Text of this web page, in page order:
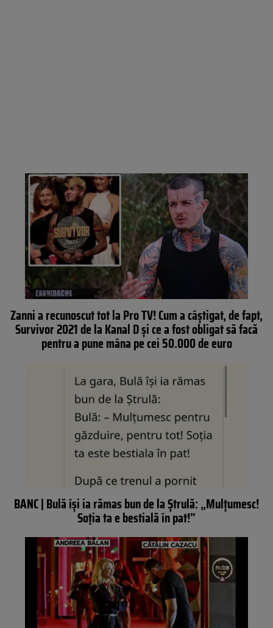
Zanni a recunoscut tot la Pro TV! Cum a câștigat, de fapt,
Survivor 2021 de la Kanal D și ce a fost obligat să facă
pentru a pune mâna pe cei 50.000 de euro
BANC | Bulă își ia rămas bun de la Ștrulă: „Mulțumesc!
Soția ta e bestială în pat!”